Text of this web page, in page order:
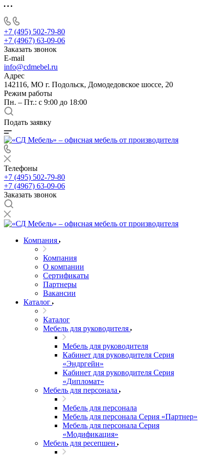
+7 (495) 502-79-80
+7 (4967) 63-09-06
Заказать звонок
E-mail
info@cdmebel.ru
Адрес
142116, МО г. Подольск, Домодедовское шоссе, 20
Режим работы
Пн. – Пт.: с 9:00 до 18:00
Подать заявку
Телефоны
+7 (495) 502-79-80
+7 (4967) 63-09-06
Заказать звонок
Компания
Компания
О компании
Сертификаты
Партнеры
Вакансии
Каталог
Каталог
Мебель для руководителя
Мебель для руководителя
Кабинет для руководителя Серия
«Эндргейн»
Кабинет для руководителя Серия
«Дипломат»
Мебель для персонала
Мебель для персонала
Мебель для персонала Серия «Партнер»
Мебель для персонала Серия
«Модификация»
Мебель для ресепшен